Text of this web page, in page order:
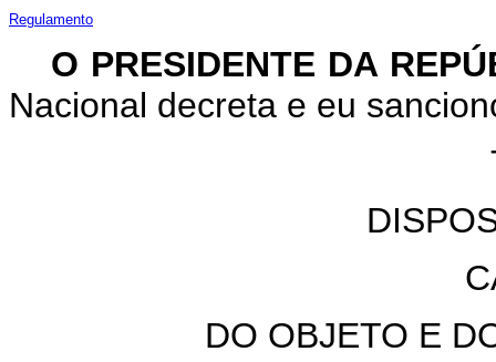
Regulamento
O PRESIDENTE DA
Nacional decreta e eu
DO OBJETO E